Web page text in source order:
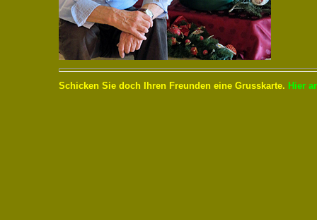
Schicken Sie doch Ihren Freunden eine Grusskarte. Hier